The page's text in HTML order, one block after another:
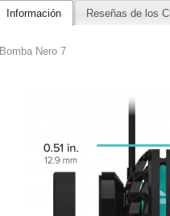
Información Reseñas de los
Bomba Nero 7